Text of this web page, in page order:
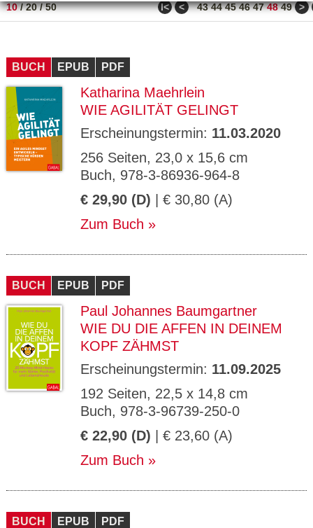
10/20/50 ǀ< < 43 44 45 46 47 48 49 >
BUCH EPUB PDF
Katharina Maehrlein
WIE AGILITÄT GELINGT
Erscheinungstermin: 11.03.2020
256 Seiten, 23,0 x 15,6 cm
Buch, 978-3-86936-964-8
€ 29,90 (D) | € 30,80 (A)
Zum Buch
BUCH EPUB PDF
Paul Johannes Baumgartner
WIE DU DIE AFFEN IN DEINEM
KOPF ZÄHMST
Erscheinungstermin: 11.09.2025
192 Seiten, 22,5 x 14,8 cm
Buch, 978-3-96739-250-0
€ 22,90 (D) | € 23,60 (A)
Zum Buch
BUCH EPUB PDF
Name Zweck
ESSION
_ID
verlag.
de
Session verwendet
GV_CO
gabal-
Speichert den Zustimmungsstatus des
Benutzers für Cookies auf der aktuellen
Domäne.